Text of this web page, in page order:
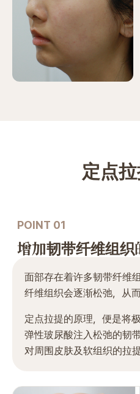
定点
POINT 01
增加韧带纤维组织
面部存在着许多韧带纤维
纤维组织会逐渐松弛，从
定点拉提的原理，便是将
弹性玻尿酸注入松弛的韧
对周围皮肤及软组织的拉提